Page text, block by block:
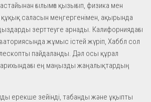
ғылымға қызығып, физика мен
саласын меңгергенімен, ақырында
зерттеуге арнады. Калифорниядағы
жұмыс істей жүріп, Хаббл сол
пайдаланды. Дәл осы құрал
ең маңызды жаңалықтардың
ерекше зейінді, табанды және ұқыпты